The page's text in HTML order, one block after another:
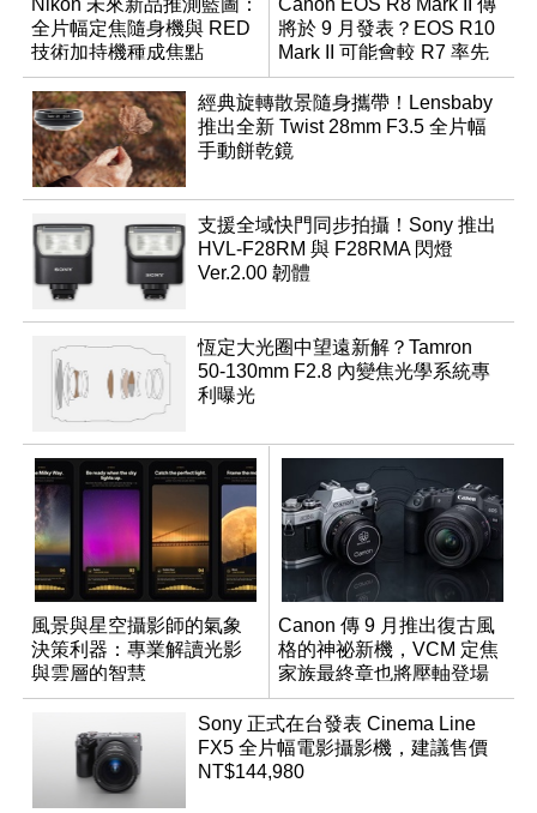
Nikon 未來新品推測藍圖：
全片幅定焦隨身機與 RED
技術加持機種成焦點
Canon EOS R8 Mark II 傳
將於 9 月發表？EOS R10
Mark II 可能會較 R7 率先
推出
經典旋轉散景隨身攜帶！Lensbaby
推出全新 Twist 28mm F3.5 全片幅
手動餅乾鏡
支援全域快門同步拍攝！Sony 推出
HVL-F28RM 與 F28RMA 閃燈
Ver.2.00 韌體
恆定大光圈中望遠新解？Tamron
50-130mm F2.8 內變焦光學系統專
利曝光
風景與星空攝影師的氣象
決策利器：專業解讀光影
與雲層的智慧
App「Atmos」登場
Canon 傳 9 月推出復古風
格的神祕新機，VCM 定焦
家族最終章也將壓軸登場
Sony 正式在台發表 Cinema Line
FX5 全片幅電影攝影機，建議售價
NT$144,980